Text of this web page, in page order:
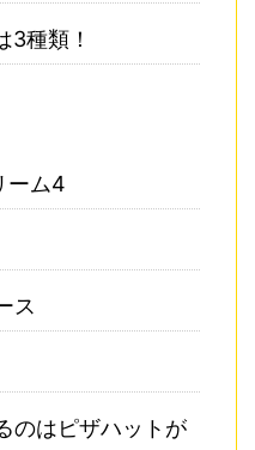
3種類！
ーム4
ス
のはピザハットが